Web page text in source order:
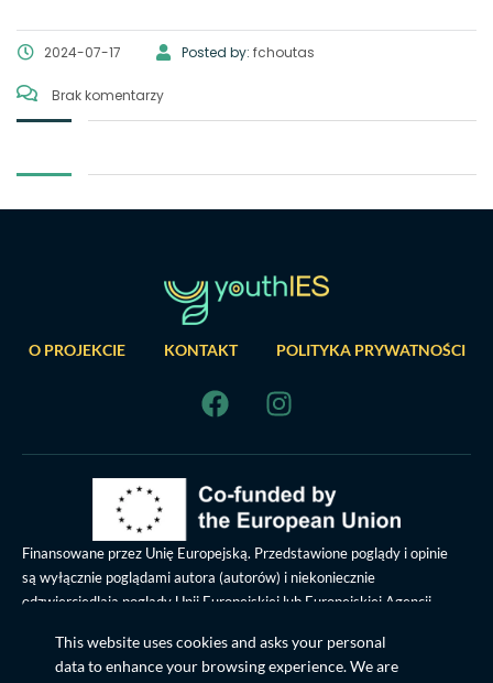
2024-07-17 Posted by: fchoutas
Brak komentarzy
O PROJEKCIE KONTAKT POLITYKA PRYWATNOŚCI
Finansowane przez Unię Europejską. Przedstawione poglądy i opinie
są wyłącznie poglądami autora (autorów) i niekoniecznie
odzwierciedlają poglądy Unii Europejskiej lub Europejskiej Agencji
odpowiedzialności.
This website uses cookies and asks your personal
data to enhance your browsing experience. We are